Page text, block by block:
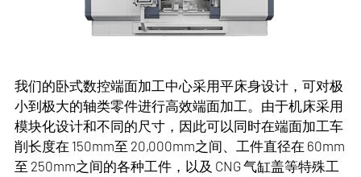
滚压等工序以及大量的序中测量任务。由于采用模块化
设计，机床可根据不同的加工任务进行定制。
NILES-SIMMONS
应用：
我们的卧式数控端面加工中心采用平床身设计，可对极
小到极大的轴类零件进行高效端面加工。由于机床采用
模块化设计和不同的尺寸，因此可以同时在端面加工车
削长度在 150mm至 20,000mm之间、工件直径在 60mm
至 250mm之间的各种工件，以及 CNG 气缸盖等特殊工